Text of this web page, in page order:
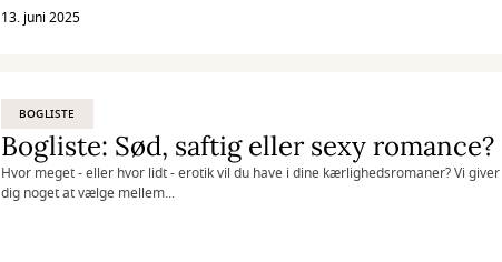
13. juni 2025
BOGLISTE
Bogliste: Sød, saftig eller sexy romance?
Hvor meget - eller hvor lidt - erotik vil du have i dine kærlighedsromaner? Vi giver
dig noget at vælge mellem...